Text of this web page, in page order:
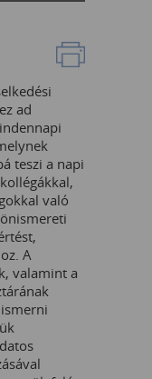
ad
teszi a napi
való
A
valamint a